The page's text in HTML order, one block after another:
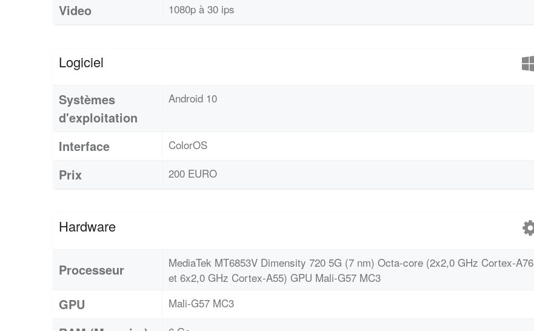
Video 1080p à 30 ips
Logiciel
Systèmes
d'exploitation
Android 10
Interface ColorOS
Prix 200 EURO
Hardware
Processeur
MediaTek MT6853V Dimensity 720 5G (7 nm) Octa-core (2x2,0 GHz Cortex-A76
et 6x2,0 GHz Cortex-A55) GPU Mali-G57 MC3
GPU Mali-G57 MC3